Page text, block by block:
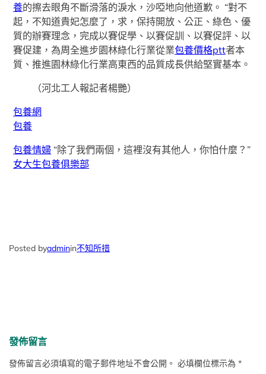
養的擦去眼角不斷滑落的淚水，沙啞地向他道歉。 “對不
起，不知道貴妃怎麼了，求，保持開放、公正、綠色、優
質的辦賽理念，完成以賽促學、以賽促訓、以賽促評、以
賽促建，為周全進步園林綠化行業從業包養價格ptt者本
質、推進園林綠化行業高東西的品質成長供給堅實基本。
（河北工人報記者楊艷）
包養網
包養
包養情婦 “除了我們兩個，這裡沒有其他人，你怕什麼？”
女大生包養俱樂部
Posted byadminin不知所措
發佈留言
發佈留言必須填寫的電子郵件地址不會公開。 必填欄位標示為*